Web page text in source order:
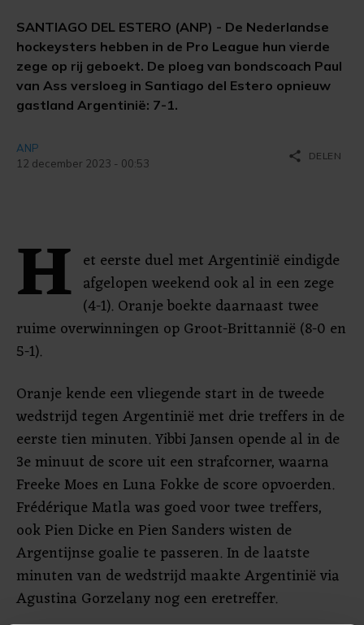
SANTIAGO DEL ESTERO (ANP) - De Nederlandse
hockeysters hebben in de Pro League hun vierde
zege op rij geboekt. De ploeg van bondscoach Paul
van Ass versloeg in Santiago del Estero opnieuw
gastland Argentinië: 7-1.
ANP
12 december 2023 - 00:53
share DELEN
H et eerste duel met Argentinië eindigde
afgelopen weekend ook al in een zege
(4-1). Oranje boekte daarnaast twee
ruime overwinningen op Groot-Brittannië (8-0 en
5-1).
Oranje kende een vliegende start in de tweede
wedstrijd tegen Argentinië met drie treffers in de
eerste tien minuten. Yibbi Jansen opende al in de
3e minuut de score uit een strafcorner, waarna
Freeke Moes en Luna Fokke de score opvoerden.
Frédérique Matla was goed voor twee treffers,
ook Pien Dicke en Pien Sanders wisten de
Argentijnse goalie te passeren. In de laatste
minuten van de wedstrijd maakte Argentinië via
Agustina Gorzelany nog een eretreffer.